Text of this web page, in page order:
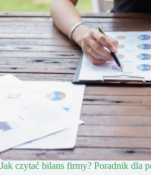
Jak czytać bilans firmy? Poradnik dla